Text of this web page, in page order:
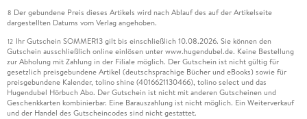
8 Der gebundene Preis dieses Artikels wird nach Ablauf des auf der Artikelseite
dargestellten Datums vom Verlag angehoben.
12 Ihr Gutschein SOMMER13 gilt bis einschließlich 10.08.2026. Sie können den
Gutschein ausschließlich online einlösen unter www.hugendubel.de. Keine Bestellung
zur Abholung mit Zahlung in der Filiale möglich. Der Gutschein ist nicht gültig für
gesetzlich preisgebundene Artikel (deutschsprachige Bücher und eBooks) sowie für
preisgebundene Kalender, tolino shine (4016621130466), tolino select und das
Hugendubel Hörbuch Abo. Der Gutschein ist nicht mit anderen Gutscheinen und
Geschenkkarten kombinierbar. Eine Barauszahlung ist nicht möglich. Ein Weiterverkauf
und der Handel des Gutscheincodes sind nicht gestattet.